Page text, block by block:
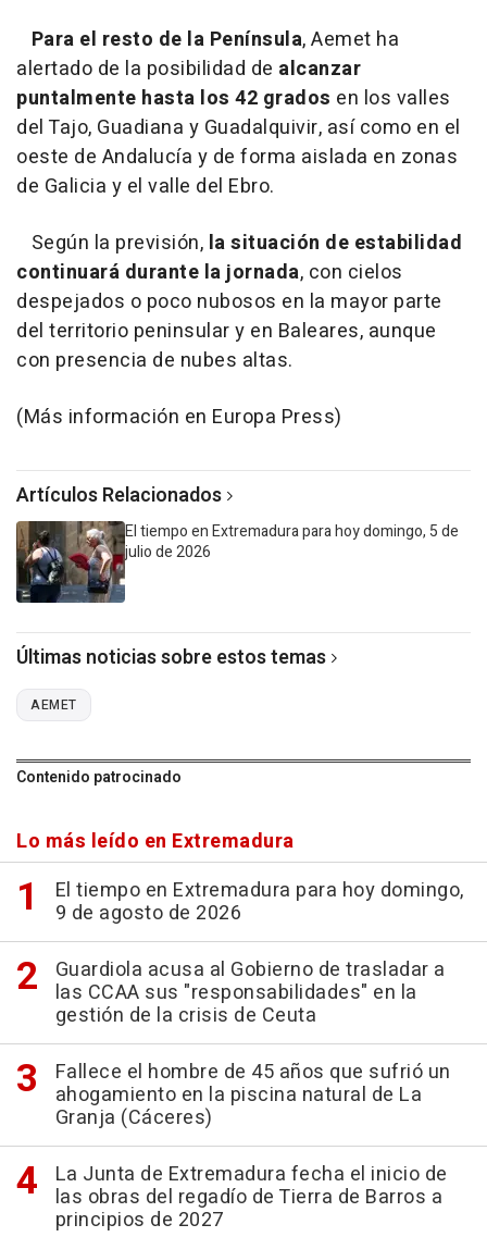
Para el resto de la Península, Aemet ha
alertado de la posibilidad de alcanzar
puntalmente hasta los 42 grados en los valles
del Tajo, Guadiana y Guadalquivir, así como en el
oeste de Andalucía y de forma aislada en zonas
de Galicia y el valle del Ebro.
Según la previsión, la situación de estabilidad
continuará durante la jornada, con cielos
despejados o poco nubosos en la mayor parte
del territorio peninsular y en Baleares, aunque
con presencia de nubes altas.
(Más información en Europa Press)
Artículos Relacionados
El tiempo en Extremadura para hoy domingo, 5 de
julio de 2026
Últimas noticias sobre estos temas
AEMET
Contenido patrocinado
Lo más leído en Extremadura
El tiempo en Extremadura para hoy domingo,
9 de agosto de 2026
Guardiola acusa al Gobierno de trasladar a
las CCAA sus "responsabilidades" en la
gestión de la crisis de Ceuta
Fallece el hombre de 45 años que sufrió un
ahogamiento en la piscina natural de La
Granja (Cáceres)
La Junta de Extremadura fecha el inicio de
las obras del regadío de Tierra de Barros a
principios de 2027